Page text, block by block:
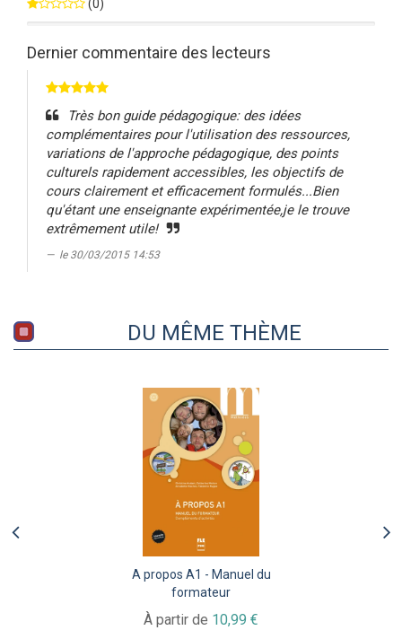
(0)
Dernier commentaire des lecteurs
Très bon guide pédagogique: des idées
complémentaires pour l'utilisation des ressources,
variations de l'approche pédagogique, des points
culturels rapidement accessibles, les objectifs de
cours clairement et efficacement formulés...Bien
qu'étant une enseignante expérimentée,je le trouve
extrêmement utile!
le 30/03/2015 14:53
DU MÊME THÈME
A propos A1 - Manuel du
formateur
À partir de 10,99 €